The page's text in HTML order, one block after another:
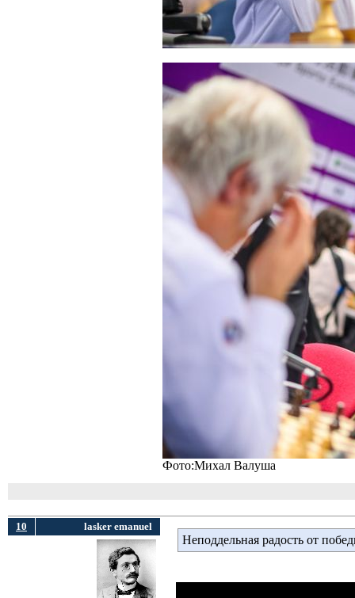
Фото:Михал Валуша
10 lasker emanuel
Неподдельная радость от